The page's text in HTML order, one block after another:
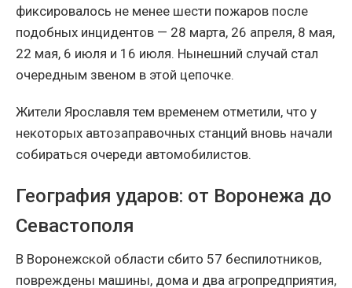
фиксировалось не менее шести пожаров после
подобных инцидентов — 28 марта, 26 апреля, 8 мая,
22 мая, 6 июля и 16 июля. Нынешний случай стал
очередным звеном в этой цепочке.
Жители Ярославля тем временем отметили, что у
некоторых автозаправочных станций вновь начали
собираться очереди автомобилистов.
География ударов: от Воронежа до
Севастополя
В Воронежской области сбито 57 беспилотников,
повреждены машины, дома и два агропредприятия,